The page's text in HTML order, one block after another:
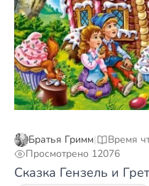
Братья Гримм| Время
Просмотрено 12076
Сказка Гензель и